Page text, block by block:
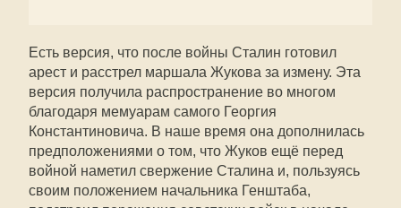
Есть версия, что после войны Сталин готовил
арест и расстрел маршала Жукова за измену. Эта
версия получила распространение во многом
благодаря мемуарам самого Георгия
Константиновича. В наше время она дополнилась
предположениями о том, что Жуков ещё перед
войной наметил свержение Сталина и, пользуясь
своим положением начальника Генштаба,